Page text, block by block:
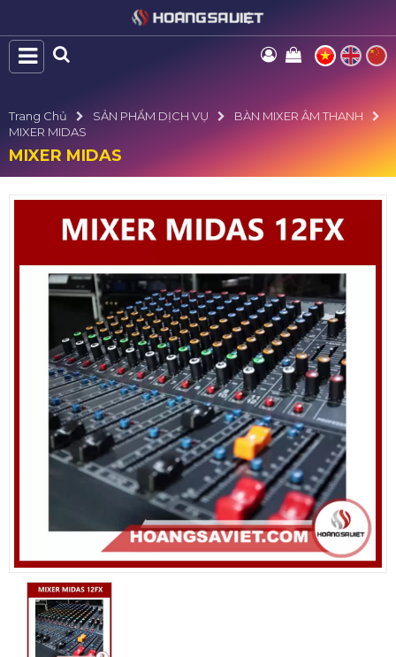
Trang Chủ SẢN PHẨM DỊCH VỤ
BÀN MIXER ÂM THANH
MIXER MIDAS
MIXER MIDAS